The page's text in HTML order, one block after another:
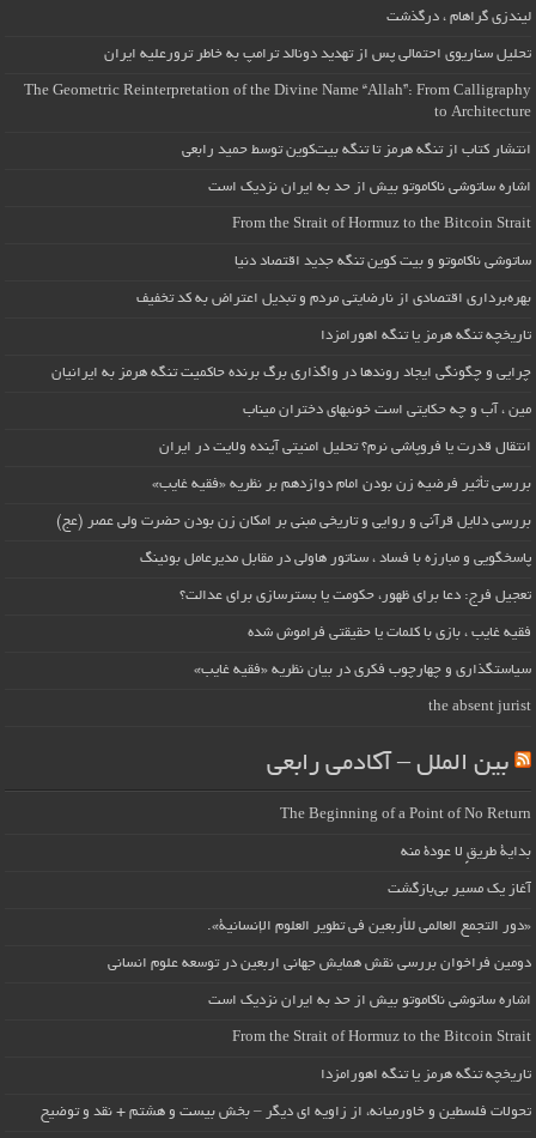
لیندزی گراهام ، درگذشت
تحلیل سناریوی احتمالی پس از تهدید دونالد ترامپ به خاطر ترورعلیه ایران
The Geometric Reinterpretation of the Divine Name “Allah”: From Calligraphy
to Architecture
انتشار کتاب از تنگه هرمز تا تنگه بیت‌کوین توسط حمید رابعی
اشاره ساتوشی ناکاموتو بیش از حد به ایران نزدیک است
From the Strait of Hormuz to the Bitcoin Strait
ساتوشی ناکاموتو و بیت کوین تنگه جدید اقتصاد دنیا
بهره‌برداری اقتصادی از نارضایتی مردم و تبدیل اعتراض به کد تخفیف
تاریخچه تنگه هرمز یا تنگه اهورامزدا
چرایی و چگونگی ایجاد روندها در واگذاری برگ برنده حاکمیت تنگه هرمز به ایرانیان
مین ، آب و چه حکایتی است خونبهای دختران میناب
انتقال قدرت یا فروپاشی نرم؟ تحلیل امنیتی آینده ولایت در ایران
بررسی تأثیر فرضیه زن بودن امام دوازدهم بر نظریه «فقیه غایب»
بررسی دلایل قرآنی و روایی و تاریخی مبنی بر امکان زن بودن حضرت ولی عصر (عج)
پاسخگویی و مبارزه با فساد ، سناتور هاولی در مقابل مدیرعامل بوئینگ
تعجیل فرج: دعا برای ظهور، حکومت یا بسترسازی برای عدالت؟
فقیه غایب ، بازی با کلمات یا حقیقتی فراموش شده
سیاستگذاری و چهارچوب فکری در بیان نظریه «فقیه غایب»
the absent jurist
بین الملل – آکادمی رابعی
The Beginning of a Point of No Return
بداية طريقٍ لا عودة منه
آغاز یک مسیر بی‌بازگشت
«دور التجمع العالمي للأربعين في تطوير العلوم الإنسانية».
دومین فراخوان بررسی نقش همایش جهانی اربعین در توسعه علوم انسانی
اشاره ساتوشی ناکاموتو بیش از حد به ایران نزدیک است
From the Strait of Hormuz to the Bitcoin Strait
تاریخچه تنگه هرمز یا تنگه اهورامزدا
تحولات فلسطین و خاورمیانه، از زاویه ای دیگر – بخش بیست و هشتم + نقد و توضیح